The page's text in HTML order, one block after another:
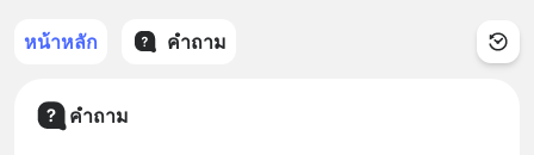
หน้าหลัก คำถาม
คำถาม